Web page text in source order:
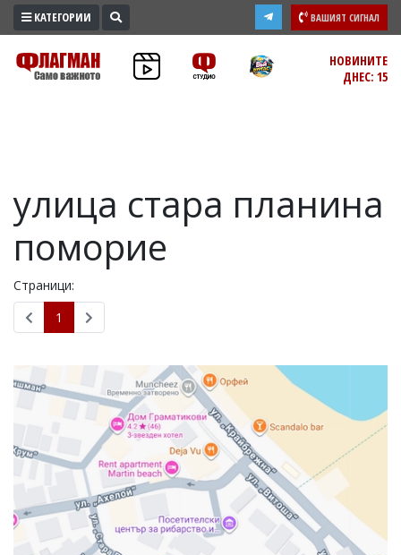
ПРОМО
ЗОНА
ЗДРАВЕ
ПОЛИТИКА
ОБЩЕСТВО
ЛАЙФСТАЙЛ
В
РАЗСЛЕДВАНЕ
ЮГ
КАТЕГОРИИ ВАШИЯТ СИГНАЛ
НОВИНИТЕ
ДНЕС: 15
улица стара планина
поморие
Страници:
1